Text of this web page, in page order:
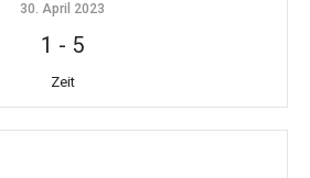
30. April 2023
1 - 5
Zeit